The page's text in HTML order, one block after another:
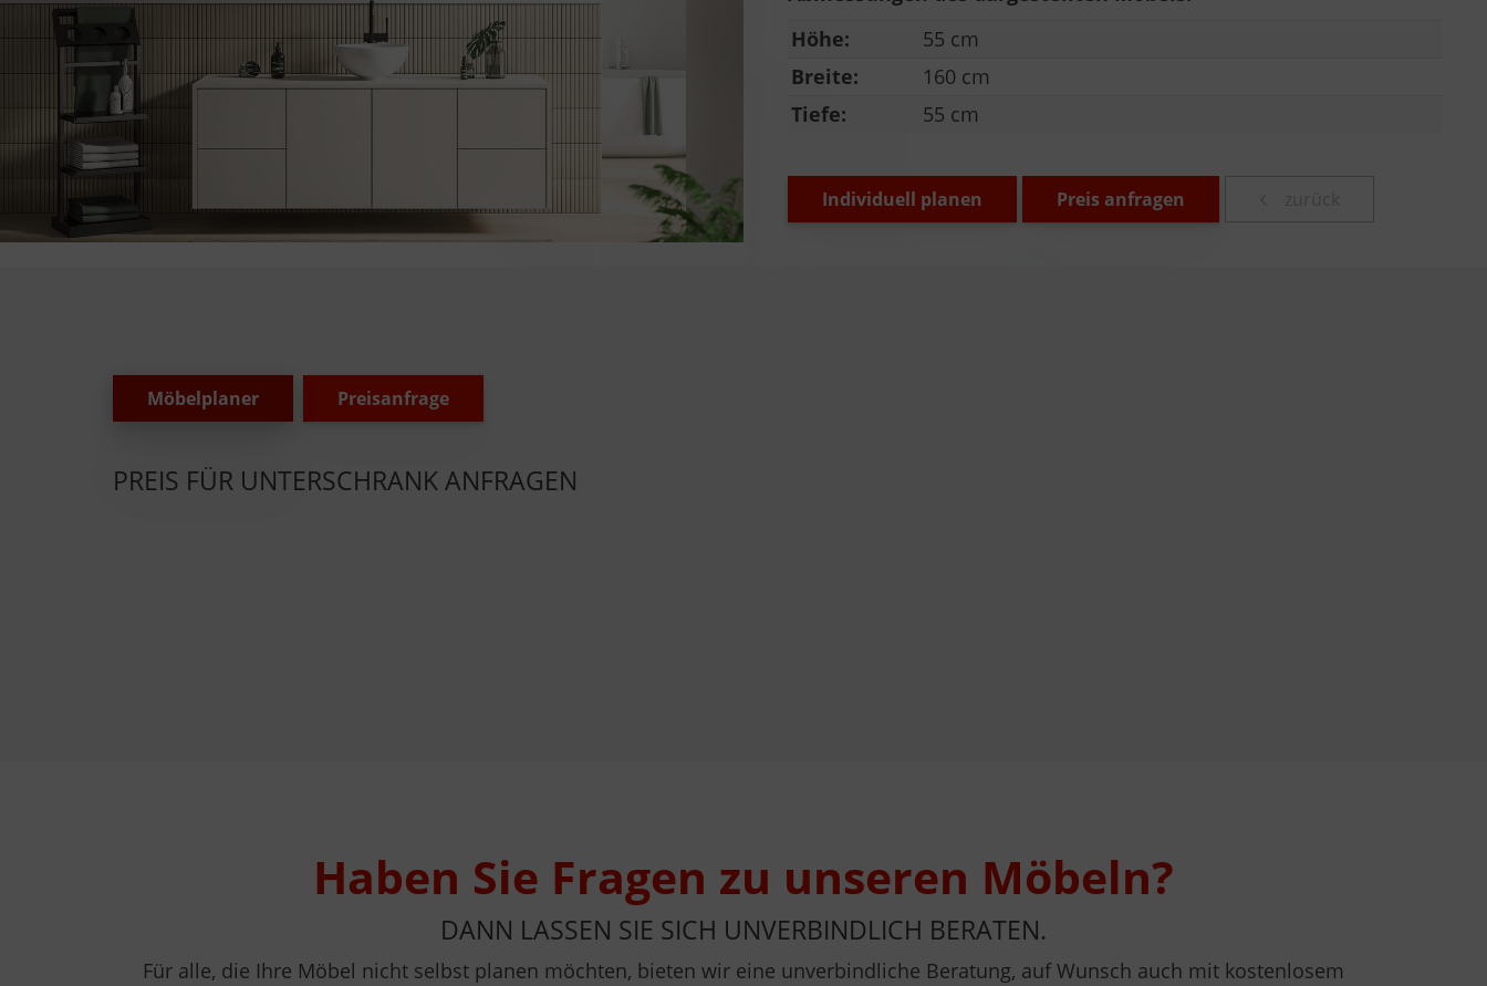
Höhe:
55 cm
Breite:
160 cm
Tiefe:
55 cm
Individuell planen Preis anfragen
Möbelplaner Preisanfrage
PREIS FÜR UNTERSCHRANK ANFRAGEN
Haben Sie Fragen zu unseren Möbeln?
DANN LASSEN SIE SICH UNVERBINDLICH BERATEN.
Für alle, die Ihre Möbel nicht selbst planen möchten, bieten wir eine unverbindliche Beratung, auf Wunsch auch mit kostenlosem